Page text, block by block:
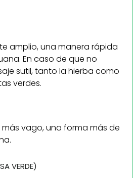
amplio, una manera rápida
En caso de que no
sutil, tanto la hierba como
verdes.
vago, una forma más de
VERDE)